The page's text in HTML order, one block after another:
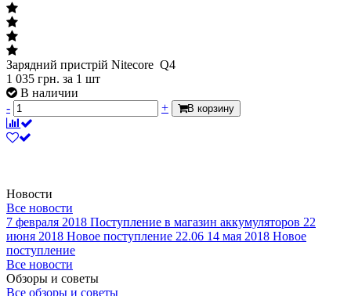
Зарядные устройства Nitecore Q4
Зарядний пристрій Nitecore Q4
1 035
В наличии
-
Новости
Все новости
7 февраля 2018
июня 2018 Новое поступление 22.06
поступление
Все новости